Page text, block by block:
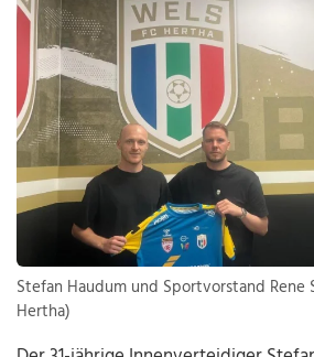
Stefan Haudum und Sportvorstand Rene
Hertha)